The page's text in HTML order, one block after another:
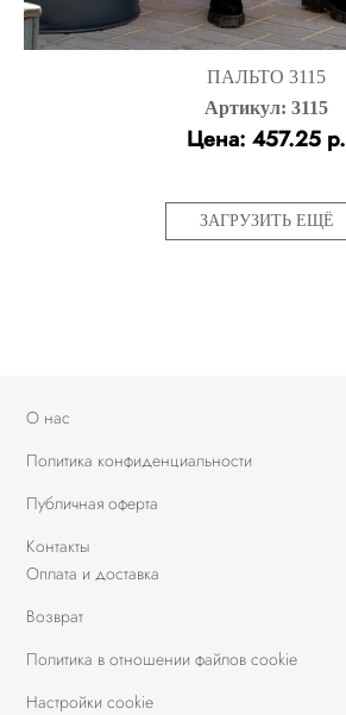
ПАЛЬТО 3115
Артикул: 3115
Цена: 457.25 р.
ЗАГРУЗИТЬ ЕЩЁ
О нас
Политика конфиденциальности
Публичная оферта
Контакты
Оплата и доставка
Возврат
Политика в отношении файлов cookie
Настройки cookie